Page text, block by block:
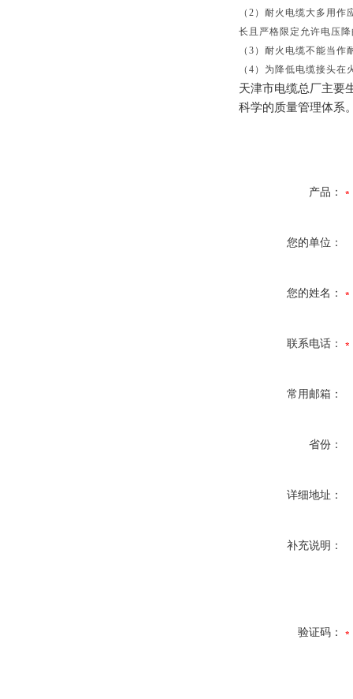
（ 2 ）耐火电缆大多用作
长且严格限定允许电压
（ 3 ）耐火电缆不能当作
（ 4 ）为降低电缆接头在
天津市电缆总厂主要
科学的质量管理体系
产品：
您的单位：
您的姓名：
联系电话：
常用邮箱：
省份：
详细地址：
补充说明：
验证码：